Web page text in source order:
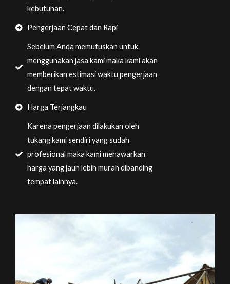
kebutuhan.
Pengerjaan Cepat dan Rapi
Sebelum Anda memutuskan untuk
menggunakan jasa kami maka kami akan
memberikan estimasi waktu pengerjaan
dengan tepat waktu.
Harga Terjangkau
Karena pengerjaan dilakukan oleh
tukang kami sendiri yang sudah
profesional maka kami menawarkan
harga yang jauh lebih murah dibanding
tempat lainnya.